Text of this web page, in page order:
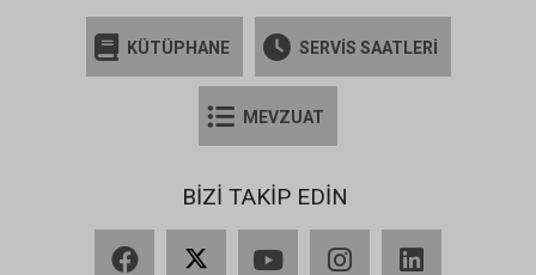
KÜTÜPHANE SERVİS SAATLERİ
MEVZUAT
BİZİ TAKİP EDİN